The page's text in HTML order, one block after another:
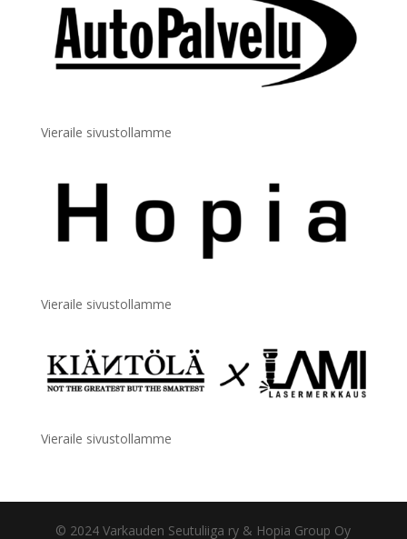
Vieraile sivustollamme
Vieraile sivustollamme
Vieraile sivustollamme
© 2024 Varkauden Seutuliiga ry & Hopia Group Oy